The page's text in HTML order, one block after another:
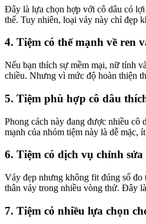
Đây là lựa chọn hợp với cô dâu có
thể. Tuy nhiên, loại váy này chỉ đẹp
4. Tiệm có thế mạnh về ren
Nếu bạn thích sự mềm mại, nữ tính
chiều. Nhưng vì mức độ hoàn thiện
5. Tiệm phù hợp cô dâu
Phong cách này đang được nhiều
mạnh của nhóm tiệm này là dễ mặc,
6. Tiệm có dịch vụ chỉnh
Váy đẹp nhưng không fit đúng số đo
thân váy trong nhiều vòng thử. Đây
7. Tiệm có nhiều lựa chọn